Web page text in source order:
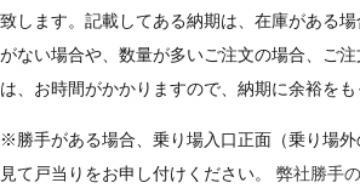
致します。記載してある納期は、在庫がある
がない場合や、数量が多いご注文の場合、ご
は、お時間がかかりますので、納期に余裕をも
※勝手がある場合、乗り場入口正面（乗り場
見て戸当りをお申し付けください。
弊社勝手